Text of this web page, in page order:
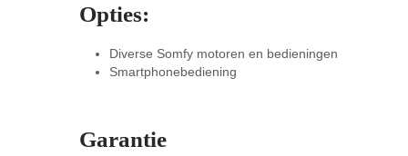
Opties:
Diverse Somfy motoren en bedieningen
Smartphonebediening
Garantie